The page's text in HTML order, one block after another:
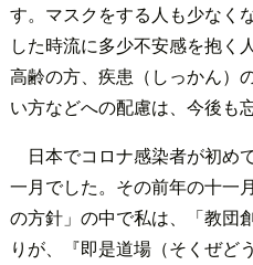
す。マスクをする人も少なく
した時流に多少不安感を抱く
高齢の方、疾患（しっかん）
い方などへの配慮は、今後も
日本でコロナ感染者が初め
一月でした。その前年の十一
の方針」の中で私は、「教団
りが、『即是道場（そくぜど